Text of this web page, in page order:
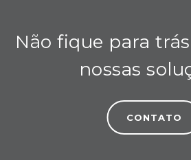
Não fique para
nossas
CONTATO